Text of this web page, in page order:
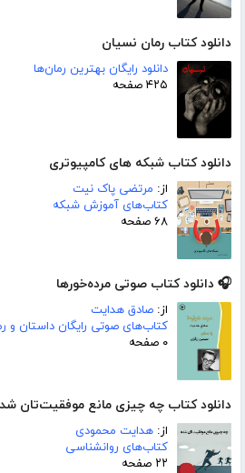
دانلود کتاب رمان نسیان
دانلود رایگان بهترین رمان‌ها
۴۲۵ صفحه
دانلود کتاب شبکه های کامپیوتری
از: مرتضی پاک نیت
کتاب‌های آموزش شبکه
۶۸ صفحه
🎧 دانلود کتاب صوتی مرده‌خورها
از: صادق هدایت
کتاب‌های صوتی رایگان داستان و
۰ صفحه
دانلود کتاب چه چیزی مانع موفقیت‌تان
از: هدایت محمودی
کتاب‌های روانشناسی
۲۲ صفحه